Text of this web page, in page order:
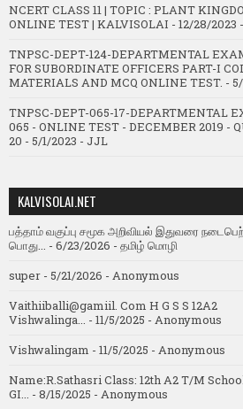
NCERT CLASS 11 | TOPIC : PLANT
ONLINE TEST | KALVISOLAI - 12/28/2023
TNPSC-DEPT-124-DEPARTMENTAL
FOR SUBORDINATE OFFICERS PART-I
MATERIALS AND MCQ ONLINE TEST. -
TNPSC-DEPT-065-17-DEPARTMENTAL
065 - ONLINE TEST - DECEMBER 2019 -
20 - 5/1/2023 - JJL
KALVISOLAI.NET
பத்தாம் வகுப்பு சமூக அறிவியல் இதுவரை
பொது... - 6/23/2026 - தமிழ் மொழி
super - 5/21/2026 - Anonymous
Vaithiiballi@gamiil. Com H G S S 12A2
Vishwalinga... - 11/5/2025 - Anonymous
Vishwalingam - 11/5/2025 - Anonymous
Name:R.Sathasri Class: 12th A2 T/M
GI... - 8/15/2025 - Anonymous